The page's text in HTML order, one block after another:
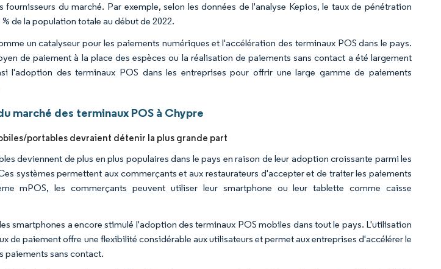
du marché. Par exemple, selon les données de l'analyse Kepios, le taux de pénétration
de la population totale au début de 2022.
un catalyseur pour les paiements numériques et l'accélération des terminaux POS dans le pays.
de paiement à la place des espèces ou la réalisation de paiements sans contact a été largement
l'adoption des terminaux POS dans les entreprises pour offrir une large gamme de paiements
marché des terminaux POS à Chypre
portables devraient détenir la plus grande part
deviennent de plus en plus populaires dans le pays en raison de leur adoption croissante parmi les
systèmes permettent aux commerçants et aux restaurateurs d'accepter et de traiter les paiements
mPOS, les commerçants peuvent utiliser leur smartphone ou leur tablette comme caisse
smartphones a encore stimulé l'adoption des terminaux POS mobiles dans tout le pays. L'utilisation
de paiement offre une flexibilité considérable aux utilisateurs et permet aux entreprises d'accélérer le
paiements sans contact.